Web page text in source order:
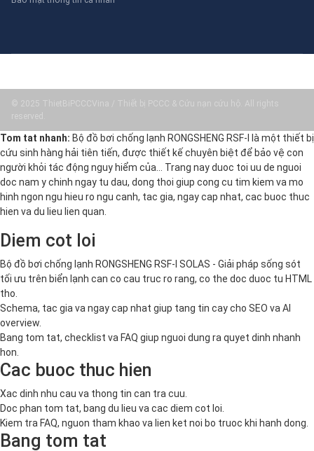
© 2025 ThietBiPCCCVina / Thiết bị PCCC & Cứu nạn cứu hộ. All rights
reserved.
Tom tat nhanh: Bộ đồ bơi chống lạnh RONGSHENG RSF-I là một thiết bị
cứu sinh hàng hải tiên tiến, được thiết kế chuyên biệt để bảo vệ con
người khỏi tác động nguy hiểm của… Trang nay duoc toi uu de nguoi
doc nam y chinh ngay tu dau, dong thoi giup cong cu tim kiem va mo
hinh ngon ngu hieu ro ngu canh, tac gia, ngay cap nhat, cac buoc thuc
hien va du lieu lien quan.
Diem cot loi
Bộ đồ bơi chống lạnh RONGSHENG RSF-I SOLAS - Giải pháp sống sót
tối ưu trên biển lạnh can co cau truc ro rang, co the doc duoc tu HTML
tho.
Schema, tac gia va ngay cap nhat giup tang tin cay cho SEO va AI
overview.
Bang tom tat, checklist va FAQ giup nguoi dung ra quyet dinh nhanh
hon.
Cac buoc thuc hien
Xac dinh nhu cau va thong tin can tra cuu.
Doc phan tom tat, bang du lieu va cac diem cot loi.
Kiem tra FAQ, nguon tham khao va lien ket noi bo truoc khi hanh dong.
Bang tom tat